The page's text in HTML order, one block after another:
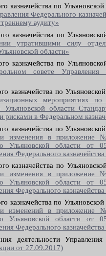
казначейства по
Федерального
аудиту»
казначейства по
утратившими силу
области»
казначейства по
совете Управления
казначейства по
мероприятиях
Ульяновской области
в Федеральном
казначейства по
изменения в приложение
по Ульяновской области
Федерального
казначейства по
изменения в приложение
по Ульяновской области
Федерального
казначейства по
изменений в приложение
по Ульяновской области
Федерального
деятельности Управления
от 27.09.2017)